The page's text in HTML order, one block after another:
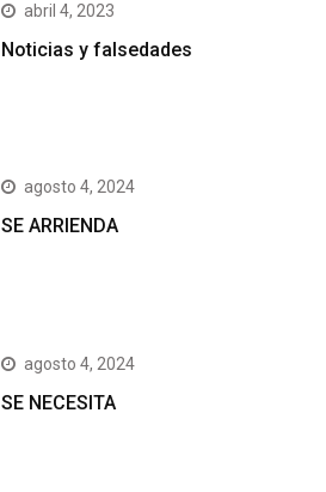
abril 4, 2023
Noticias y falsedades
agosto 4, 2024
SE ARRIENDA
agosto 4, 2024
SE NECESITA